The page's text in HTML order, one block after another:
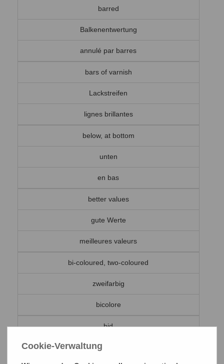
barred
Balkenentwertung
annulé par barres
bars of varnish
Lackstreifen
lignes brillantes
below, at bottom
unten
en bas
better values
gute Werte
meilleures valeurs
bi-coloured, two-coloured
zweifarbig
bicolore
bid
Gebot
Cookie-Verwaltung